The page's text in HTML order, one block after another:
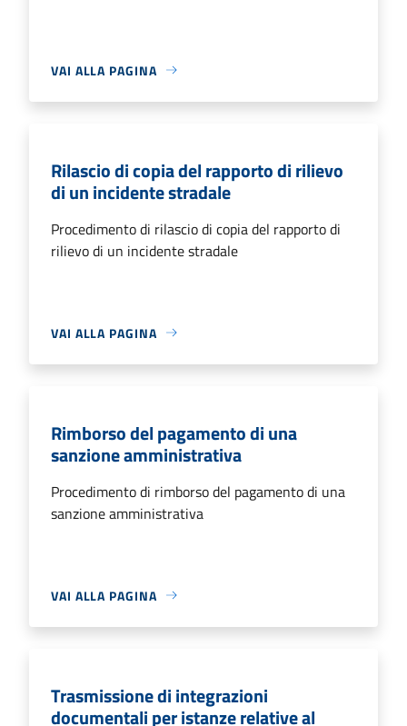
VAI ALLA PAGINA
Rilascio di copia del rapporto di rilievo
di un incidente stradale
Procedimento di rilascio di copia del rapporto di
rilievo di un incidente stradale
VAI ALLA PAGINA
Rimborso del pagamento di una
sanzione amministrativa
Procedimento di rimborso del pagamento di una
sanzione amministrativa
VAI ALLA PAGINA
Trasmissione di integrazioni
documentali per istanze relative al